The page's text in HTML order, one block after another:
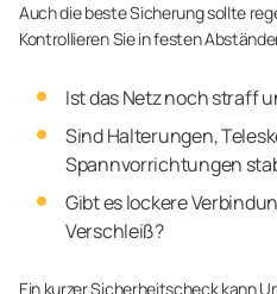
Auch die beste Sicherung sollte
Kontrollieren Sie in festen
Ist das Netz noch straff
Sind Halterungen,
Spannvorrichtungen
Gibt es lockere
Verschleiß?
Ein kurzer Sicherheitscheck kann